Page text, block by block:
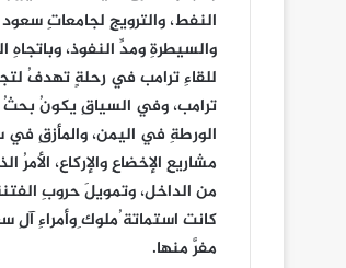
النفط، والترويجِ لجامعاتِ
والسيطرةِ ومدِّ النفوذ،
للقاءِ ترامب في رحلةٍ تهدفُ
ترامب، وفي السياقِ يكونُ
الورطةِ في اليمن، والمأزقِ في
مشاريعِ الإخضاعِ والإركاع،
من الداخل، وتمويلَ حروبِ
كانت استماتة ُملوك ِوأمراءِ آلِ
مفرَّ منها.